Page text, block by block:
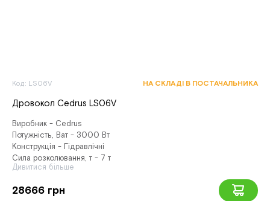
Код: LS06V НА СКЛАДІ В ПОСТАЧАЛЬНИКА
Дровокол Cedrus LS06V
Виробник - Cedrus
Потужність, Ват - 3000 Вт
Конструкція - Гідравлічні
Сила розколювання, т - 7 т
Дивитися більше
28666 грн